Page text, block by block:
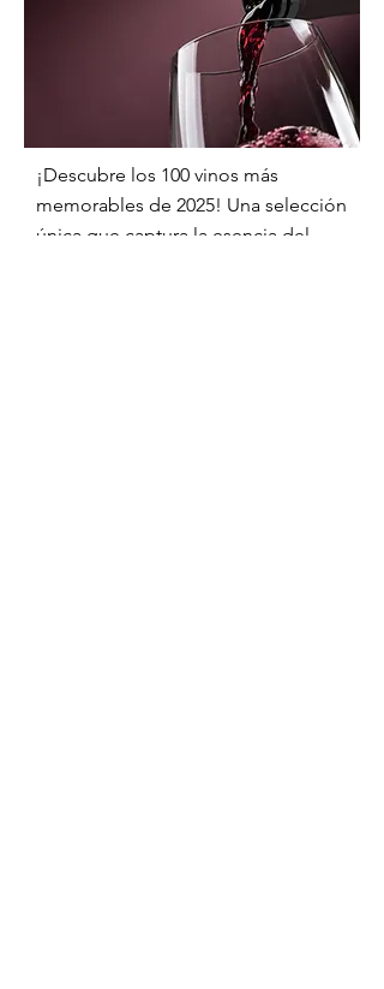
¡Descubre los 100 vinos más
memorables de 2025! Una selección
única que captura la esencia del